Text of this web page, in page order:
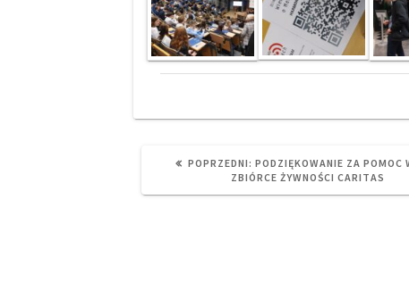
POPRZEDNI: PREVIOUS
POST:
PODZIĘKOWANIE ZA POMOC
ZBIÓRCE ŻYWNOŚCI CARITAS